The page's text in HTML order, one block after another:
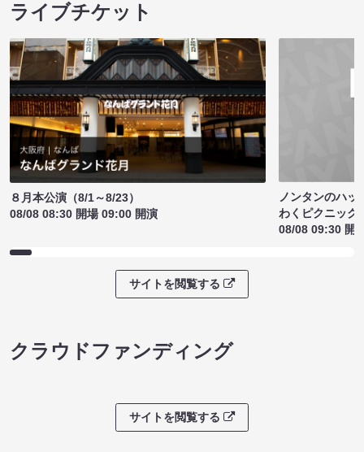
ライブチケット
８月本公演（8/1～8/23）
08/08 08:30 開場 09:00 開演
ノンタンのハッ
わくピクニック
08/08 09:30 開
サイトを閲覧する
クラウドファンディング
サイトを閲覧する